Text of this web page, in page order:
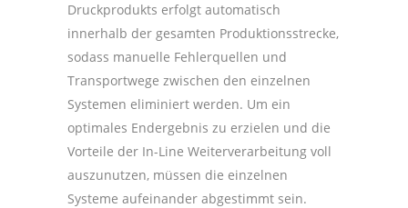
Druckprodukts erfolgt automatisch
innerhalb der gesamten Produktionsstrecke,
sodass manuelle Fehlerquellen und
Transportwege zwischen den einzelnen
Systemen eliminiert werden. Um ein
optimales Endergebnis zu erzielen und die
Vorteile der In-Line Weiterverarbeitung voll
auszunutzen, müssen die einzelnen
Systeme aufeinander abgestimmt sein.